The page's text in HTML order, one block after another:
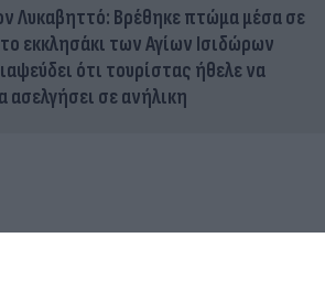
Λυκαβηττό: Βρέθηκε πτώμα μέσα σε
εκκλησάκι των Αγίων Ισιδώρων
ότι τουρίστας ήθελε να
ασελγήσει σε ανήλικη